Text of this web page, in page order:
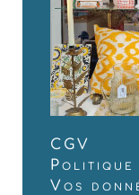
CGV
Politique
Vos